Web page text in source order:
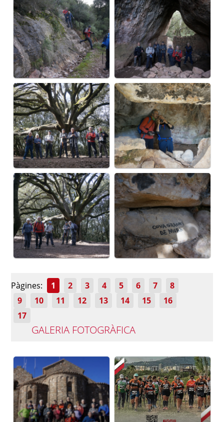
Pàgines: 1 2 3 4 5 6 7
8
9
10 11 12 13 14 15
16
17
GALERIA FOTOGRÀFICA